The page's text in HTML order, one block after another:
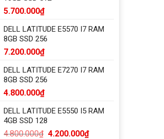
5.700.000₫
DELL LATITUDE E5570 I7 RAM
8GB SSD 256
7.200.000₫
DELL LATITUDE E7270 I7 RAM
8GB SSD 256
4.800.000₫
DELL LATITUDE E5550 I5 RAM
4GB SSD 128
4.800.000₫ 4.200.000₫